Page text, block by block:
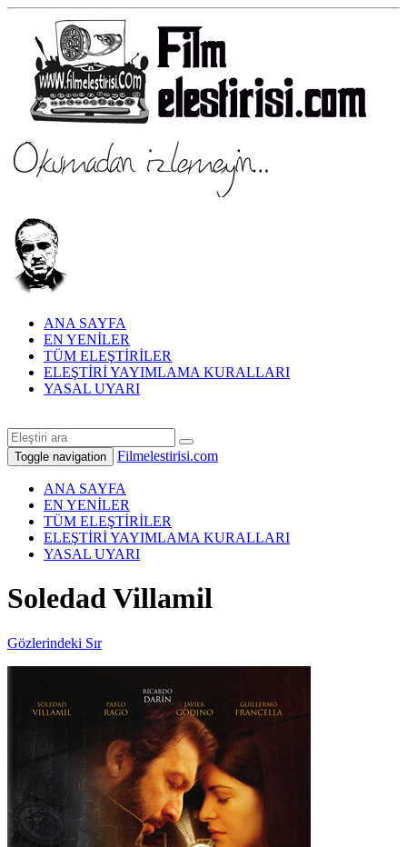
ANA SAYFA
EN YENİLER
TÜM ELEŞTİRİLER
ELEŞTİRİ YAYIMLAMA KURALLARI
YASAL UYARI
Toggle navigation Filmelestirisi.com
ANA SAYFA
EN YENİLER
TÜM ELEŞTİRİLER
ELEŞTİRİ YAYIMLAMA KURALLARI
YASAL UYARI
Soledad Villamil
Gözlerindeki Sır